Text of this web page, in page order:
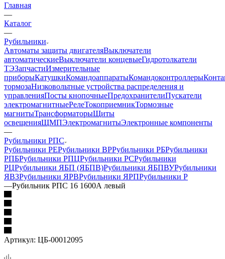
Главная
—
Каталог
—
Рубильники
Автоматы защиты двигателяВыключатели
автоматическиеВыключатели концевыеГидротолкатели
ТЭЗапчастиИзмерительные
приборыКатушкиКомандоаппаратыКомандоконтроллеры
тормозаНизковольтные устройства распределения и
управленияПосты кнопочныеПредохранителиПускатели
электромагнитныеРелеТокоприемникТормозные
магнитыТрансформаторыЩиты
освещенияЩМПЭлектромагнитыЭлектронные компоненты
—
Рубильники РПС
Рубильники РЕРубильники ВРРубильники РБРубильники
РПБРубильники РПЦРубильники РСРубильники
РЦРубильники ЯБП (ЯБПВ)Рубильники ЯБПВУРубильники
ЯВЗРубильники ЯРВРубильники ЯРПРубильники Р
—Рубильник РПС 16 1600А левый
Артикул: ЦБ-00012095